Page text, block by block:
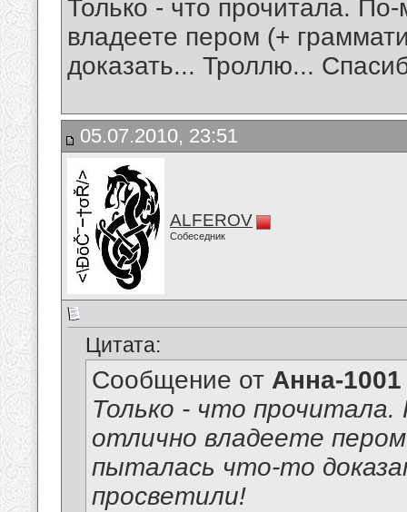
Только - что прочитала.
владеете пером (+
доказать... Троллю...
05.07.2010, 23:51
ALFEROV
Собеседник
Цитата:
Сообщение от Анна-1001
Только - что
отлично владеете
пыталась что-то
просветили!